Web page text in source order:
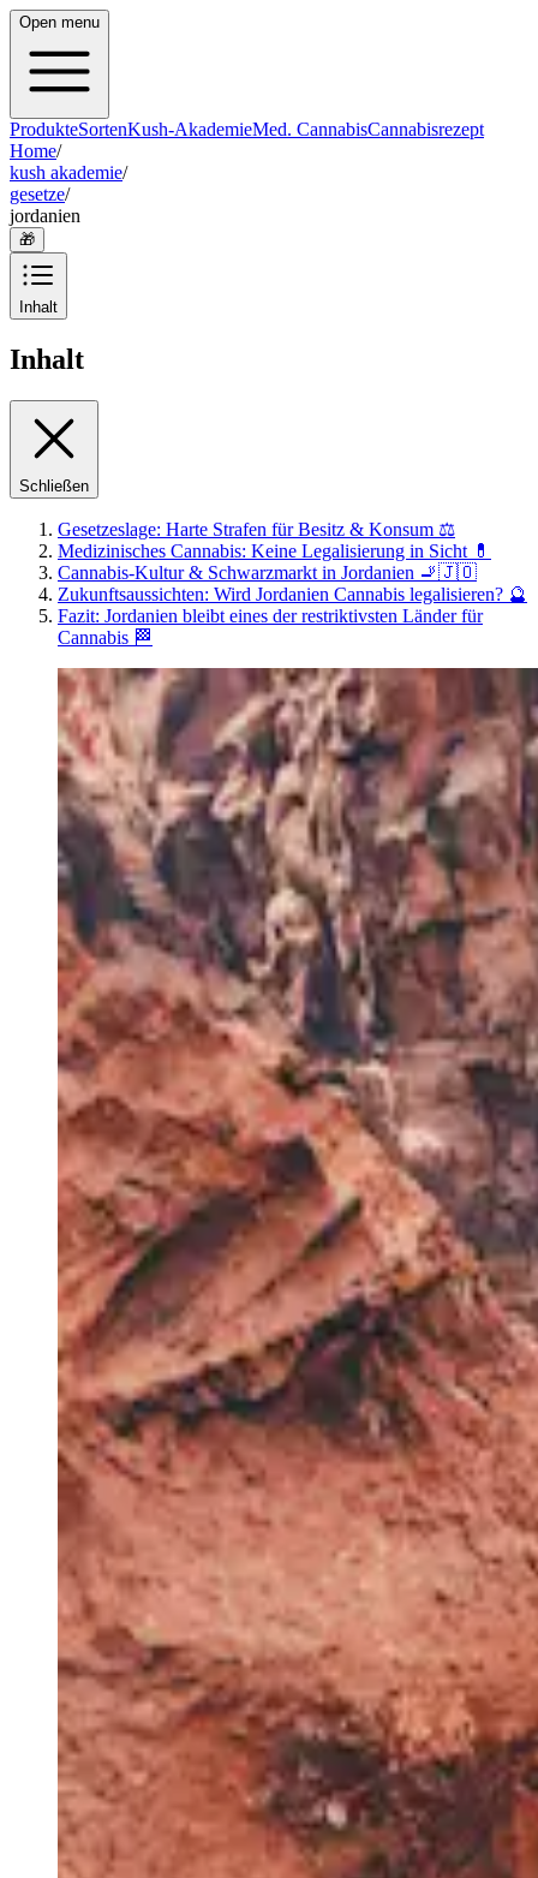
Open menu
ProdukteSortenKush-AkademieMed. CannabisCannabisrezept
Home/
kush akademie/
gesetze/
jordanien
🎁
Inhalt
Inhalt
Schließen
Gesetzeslage: Harte Strafen für Besitz & Konsum ⚖️
Medizinisches Cannabis: Keine Legalisierung in Sicht 💊
Cannabis-Kultur & Schwarzmarkt in Jordanien 🚬🇯🇴
Zukunftsaussichten: Wird Jordanien Cannabis legalisieren? 🔮
Fazit: Jordanien bleibt eines der restriktivsten Länder für
Cannabis 🏁